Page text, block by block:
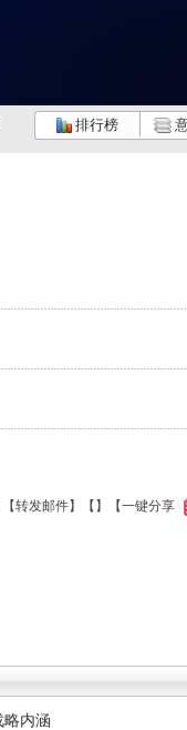
排行榜
转发邮件】【 】 【一键分享
内涵